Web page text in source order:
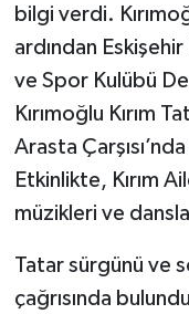
bilgi verdi.
ardından Eskişehir
ve Spor Kulübü
Kırımoğlu Kırım
Arasta
Etkinlikte, Kırım
müzikleri ve
Tatar sürgünü ve
çağrısında bulundu